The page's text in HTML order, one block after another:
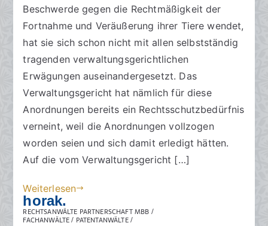
R
e
c
h
a
n
w
ä
l
e
e
r
ö
f
n
t
l
i
c
t
a
m
m
e
n
t
e
zu
Fortnahme
und
Veräußerung
Hunden
und
Katzen
Beschwerde gegen die Rechtmäßigkeit der
Fortnahme und Veräußerung ihrer Tiere wendet,
hat sie sich schon nicht mit allen selbstständig
tragenden verwaltungsgerichtlichen
Erwägungen auseinandergesetzt. Das
Verwaltungsgericht hat nämlich für diese
Anordnungen bereits ein Rechtsschutzbedürfnis
verneint, weil die Anordnungen vollzogen
worden seien und sich damit erledigt hätten.
Auf die vom Verwaltungsgericht […]
Weiterlesen
horak.
RECHTSANWÄLTE PARTNERSCHAFT MBB /
FACHANWÄLTE / PATENTANWÄLTE /